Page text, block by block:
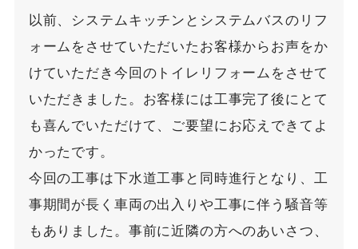
以前、システムキッチンとシステムバスのリフ
ォームをさせていただいたお客様からお声をか
けていただき今回のトイレリフォームをさせて
いただきました。お客様には工事完了後にとて
も喜んでいただけて、ご要望にお応えできてよ
かったです。
今回の工事は下水道工事と同時進行となり、工
事期間が長く車両の出入りや工事に伴う騒音等
もありました。事前に近隣の方へのあいさつ、